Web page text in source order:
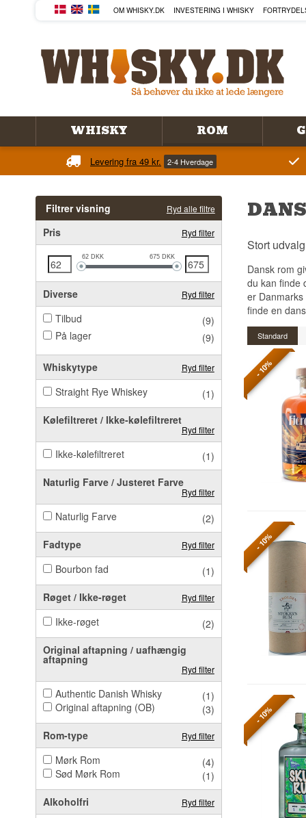
OM WHISKY.DK INVESTERING I WHISKY
WHISKY ROM
Levering fra 49 kr. 2-4 Hverdage
Filtrer visning Ryd alle filtre
Pris Ryd filter
62 DKK 675 DKK
Diverse Ryd filter
Tilbud
(9)
På lager
(9)
Whiskytype Ryd filter
Straight Rye Whiskey
(1)
Kølefiltreret / Ikke-kølefiltreret
Ryd filter
Ikke-kølefiltreret
(1)
Naturlig Farve / Justeret Farve
Ryd filter
Naturlig Farve
(2)
Fadtype
Ryd filter
Bourbon fad
(1)
Røget / Ikke-røget
Ryd filter
Ikke-røget
(2)
Original aftapning / uafhængig
aftapning
Ryd filter
Authentic Danish Whisky
(1)
Original aftapning (OB)
(3)
Rom-type
Ryd filter
Mørk Rom
(4)
Sød Mørk Rom
(1)
Alkoholfri
Ryd filter
Stort
Dansk rom
du kan finde
er
finde en
Standard
- 10%
- 10%
- 10%